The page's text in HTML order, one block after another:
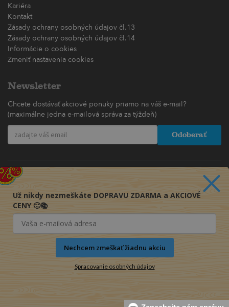
Kariéra
Kontakt
Zásady ochrany osobných údajov čl.13
Zásady ochrany osobných údajov čl.14
Informácie o cookies
Zmeniť nastavenia cookies
Newsletter
Chcete dostávať akciové ponuky priamo na váš e-mail?
(maximálne jedna e-mailová správa za týždeň)
Odoberať
Už nikdy nezmeškáte DOPRAVU ZDARMA a AKCIOVÉ
CENY 🙂📚
Nechcem zmeškať žiadnu akciu
Spracovanie osobných údajov